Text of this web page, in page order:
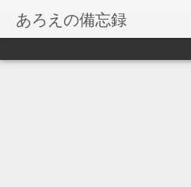
あろえの備忘録